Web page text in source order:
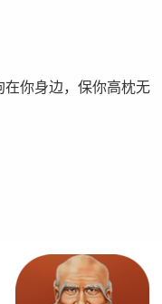
你身边，保你高枕无